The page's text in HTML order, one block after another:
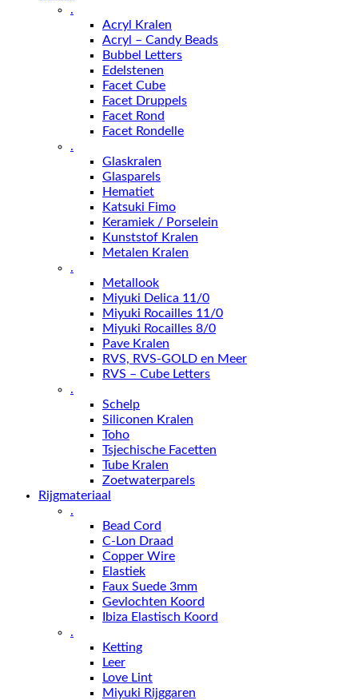
.
Acryl Kralen
Acryl – Candy Beads
Bubbel Letters
Edelstenen
Facet Cube
Facet Druppels
Facet Rond
Facet Rondelle
.
Glaskralen
Glasparels
Hematiet
Katsuki Fimo
Keramiek / Porselein
Kunststof Kralen
Metalen Kralen
.
Metallook
Miyuki Delica 11/0
Miyuki Rocailles 11/0
Miyuki Rocailles 8/0
Pave Kralen
RVS, RVS-GOLD en Meer
RVS – Cube Letters
.
Schelp
Siliconen Kralen
Toho
Tsjechische Facetten
Tube Kralen
Zoetwaterparels
Rijgmateriaal
.
Bead Cord
C-Lon Draad
Copper Wire
Elastiek
Faux Suede 3mm
Gevlochten Koord
Ibiza Elastisch Koord
.
Ketting
Leer
Love Lint
Miyuki Rijggaren